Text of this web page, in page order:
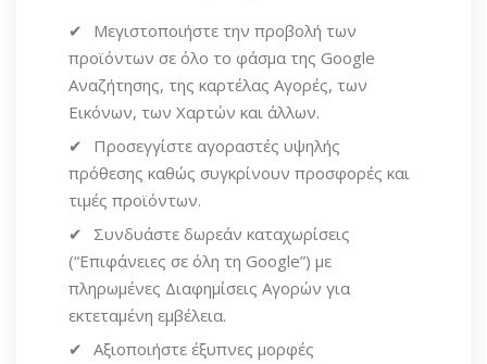
Μεγιστοποιήστε την προβολή των
προϊόντων σε όλο το φάσμα της Google
Αναζήτησης, της καρτέλας Αγορές, των
Εικόνων, των Χαρτών και άλλων.
Προσεγγίστε αγοραστές υψηλής
πρόθεσης καθώς συγκρίνουν προσφορές και
τιμές προϊόντων.
Συνδυάστε δωρεάν καταχωρίσεις
(“Επιφάνειες σε όλη τη Google”) με
πληρωμένες Διαφημίσεις Αγορών για
εκτεταμένη εμβέλεια.
Αξιοποιήστε έξυπνες μορφές